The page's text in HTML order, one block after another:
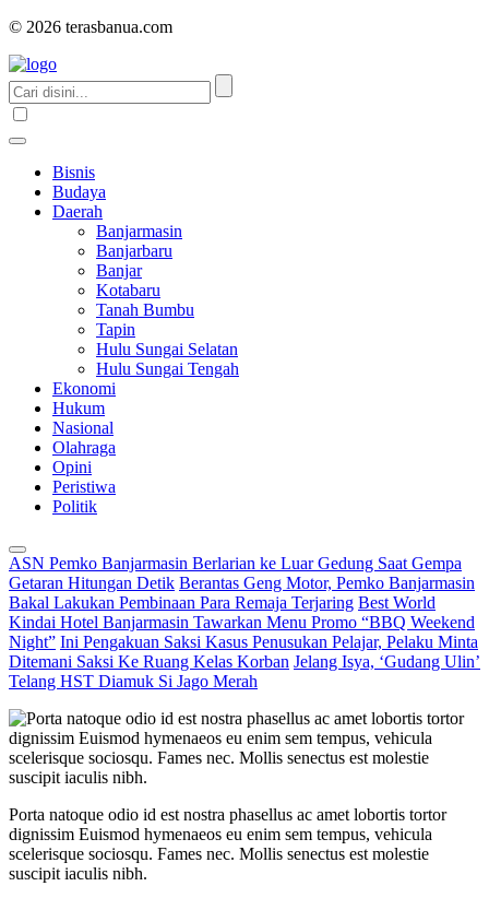
© 2026 terasbanua.com
Bisnis
Budaya
Daerah
Banjarmasin
Banjarbaru
Banjar
Kotabaru
Tanah Bumbu
Tapin
Hulu Sungai Selatan
Hulu Sungai Tengah
Ekonomi
Hukum
Nasional
Olahraga
Opini
Peristiwa
Politik
ASN Pemko Banjarmasin Berlarian ke Luar Gedung Saat Gempa
Getaran Hitungan Detik Berantas Geng Motor, Pemko Banjarmasin
Bakal Lakukan Pembinaan Para Remaja Terjaring Best World
Kindai Hotel Banjarmasin Tawarkan Menu Promo “BBQ Weekend
Night” Ini Pengakuan Saksi Kasus Penusukan Pelajar, Pelaku Minta
Ditemani Saksi Ke Ruang Kelas Korban Jelang Isya, ‘Gudang Ulin’
Telang HST Diamuk Si Jago Merah
Porta natoque odio id est nostra phasellus ac amet lobortis tortor
dignissim Euismod hymenaeos eu enim sem tempus, vehicula
scelerisque sociosqu. Fames nec. Mollis senectus est molestie
suscipit iaculis nibh.